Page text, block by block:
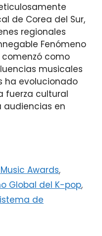
de Corea del Sur,
regionales
Fenómeno
comenzó como
musicales
ha evolucionado
fuerza cultural
audiencias en
Awards,
Global del K-pop,
de